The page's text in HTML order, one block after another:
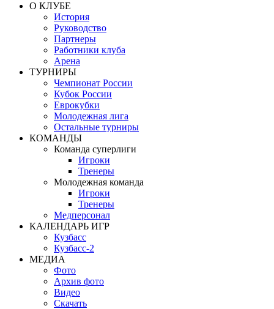
О КЛУБЕ
История
Руководство
Партнеры
Работники клуба
Арена
ТУРНИРЫ
Чемпионат России
Кубок России
Еврокубки
Молодежная лига
Остальные турниры
КОМАНДЫ
Команда суперлиги
Игроки
Тренеры
Молодежная команда
Игроки
Тренеры
Медперсонал
КАЛЕНДАРЬ ИГР
Кузбасс
Кузбасс-2
МЕДИА
Фото
Архив фото
Видео
Скачать